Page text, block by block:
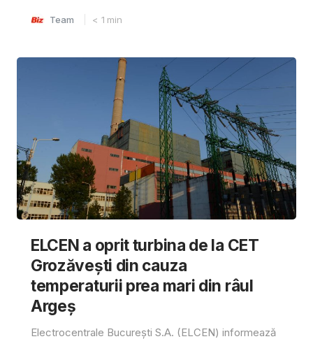
Team < 1 min
ELCEN a oprit turbina de la CET
Grozăvești din cauza
temperaturii prea mari din râul
Argeș
Electrocentrale București S.A. (ELCEN) informează